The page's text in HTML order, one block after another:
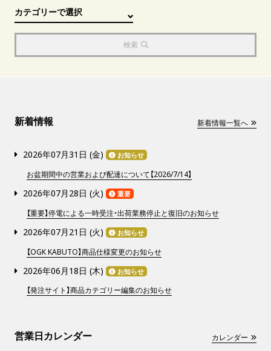
検索
新着情報 新着情報一覧へ
2026年07月31日 (金) お知らせ
お盆期間中の営業および配達について【2026/7/14】
2026年07月28日 (火) 重要
【重要】停電による一時受注・出荷業務停止と復旧のお知らせ
2026年07月21日 (火) お知らせ
【OGK KABUTO】商品仕様変更のお知らせ
2026年06月18日 (木) お知らせ
【発注サイト】商品カテゴリー編集のお知らせ
営業日カレンダー カレンダー